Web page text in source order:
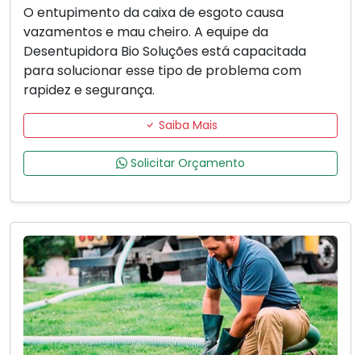
O entupimento da caixa de esgoto causa
vazamentos e mau cheiro. A equipe da
Desentupidora Bio Soluções está capacitada
para solucionar esse tipo de problema com
rapidez e segurança.
Saiba Mais
Solicitar Orçamento